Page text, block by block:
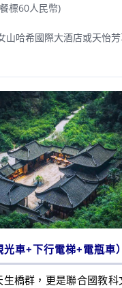
標60人民幣)
山哈希國際大酒店或天怡
車+下行電梯+電瓶車）
橋群，更是聯合國教科